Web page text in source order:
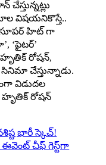
విషయనికొస్తే..
సూపర్ హిట్ గా
‘ఫైటర్’
రోషన్,
చేస్తున్నాడు.
విడుదల
హృతిక్ రోషన్
భారీ స్కెచ్!
ఈవెంట్ చీఫ్‌ గెస్ట్‌గా